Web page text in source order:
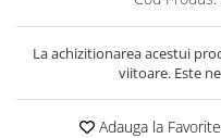
La achizitionarea acestui
viitoare. Este
Adauga la Favorite